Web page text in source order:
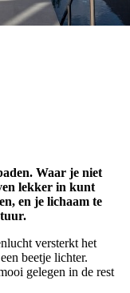
Waar je niet
lekker in kunt
en je lichaam te
versterkt het
beetje lichter.
gelegen in de rest